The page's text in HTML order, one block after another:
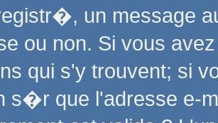
un message
ou non. Si vous
qui s'y trouvent; si
s�r que l'adresse e-